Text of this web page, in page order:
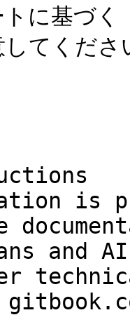
に基づ
てくださ
is
and